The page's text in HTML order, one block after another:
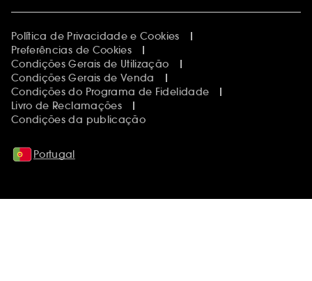
Política de Privacidade e Cookies
Preferências de Cookies
Condições Gerais de Utilização
Condições Gerais de Venda
Condições do Programa de Fidelidade
Livro de Reclamações
Condições da publicação
Portugal